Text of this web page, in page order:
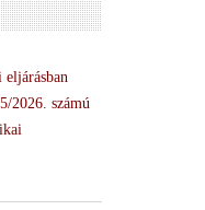
eljárásban
2026. számú